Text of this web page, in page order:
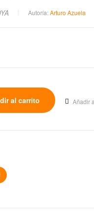
Autoría:Arturo Azuela
al carrito Añadir